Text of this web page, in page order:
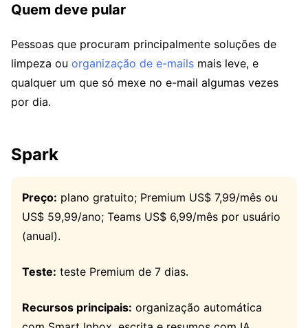
Quem deve pular
Pessoas que procuram principalmente soluções de
limpeza ou organização de e-mails mais leve, e
qualquer um que só mexe no e-mail algumas vezes
por dia.
Spark
Preço: plano gratuito; Premium US$ 7,99/mês ou
US$ 59,99/ano; Teams US$ 6,99/mês por usuário
(anual).
Teste: teste Premium de 7 dias.
Recursos principais: organização automática